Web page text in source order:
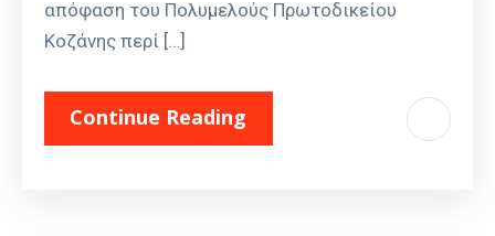
απόφαση του Πολυμελούς Πρωτοδικείου
Κοζάνης περί […]
Continue Reading